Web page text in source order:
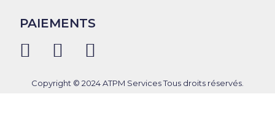
PAIEMENTS
Copyright © 2024 ATPM Services Tous droits réservés.